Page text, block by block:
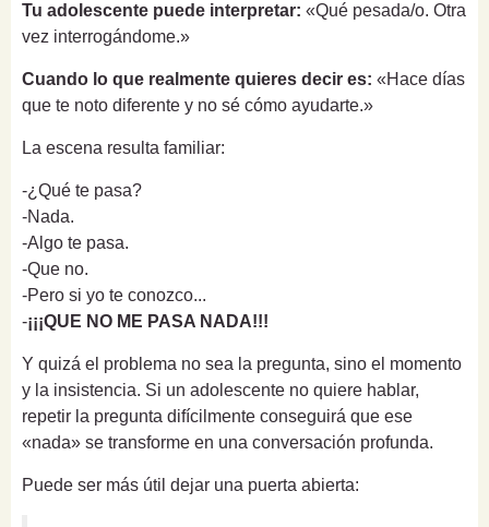
Tu adolescente puede interpretar: «Qué pesada/o. Otra
vez interrogándome.»
Cuando lo que realmente quieres decir es: «Hace días
que te noto diferente y no sé cómo ayudarte.»
La escena resulta familiar:
-¿Qué te pasa?
-Nada.
-Algo te pasa.
-Que no.
-Pero si yo te conozco...
-¡¡¡QUE NO ME PASA NADA!!!
Y quizá el problema no sea la pregunta, sino el momento
y la insistencia. Si un adolescente no quiere hablar,
repetir la pregunta difícilmente conseguirá que ese
«nada» se transforme en una conversación profunda.
Puede ser más útil dejar una puerta abierta: